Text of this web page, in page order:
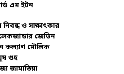
এম ইটন
নিবন্ধ ও সাক্ষাৎকার
জেভিন
কল্যাণ মৌলিক
গুহ
জামাতিয়া